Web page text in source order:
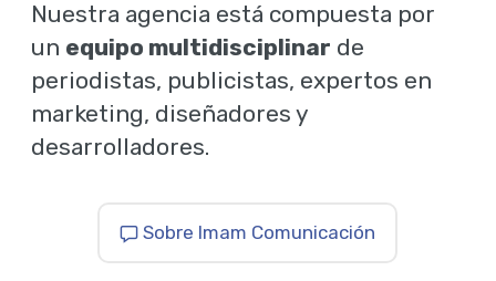
Nuestra agencia está compuesta por
un equipo multidisciplinar de
periodistas, publicistas, expertos en
marketing, diseñadores y
desarrolladores.
Sobre Imam Comunicación